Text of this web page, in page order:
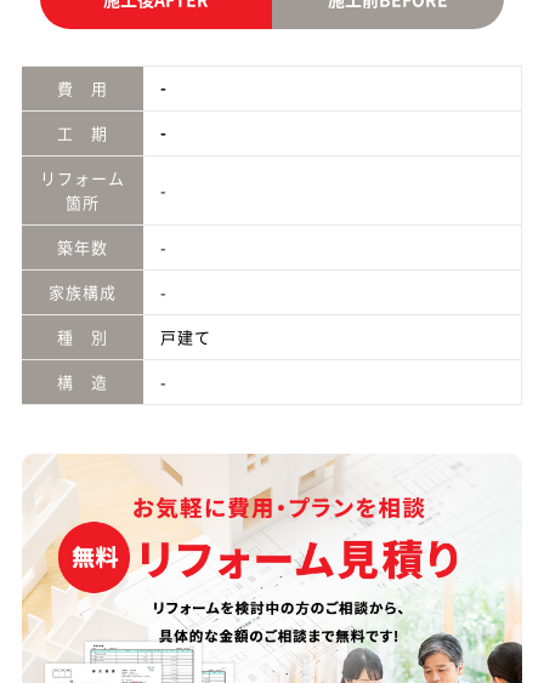
費 用 -
リフォーム
箇所
-
工 期 -
築年数
-
家族構成
-
種 別
戸建て
構 造
-